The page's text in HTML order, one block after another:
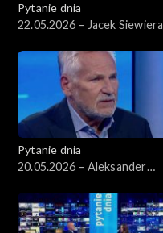
Pytanie dnia
22.05.2026 – Jacek Siewiera
Pytanie dnia
20.05.2026 – Aleksander